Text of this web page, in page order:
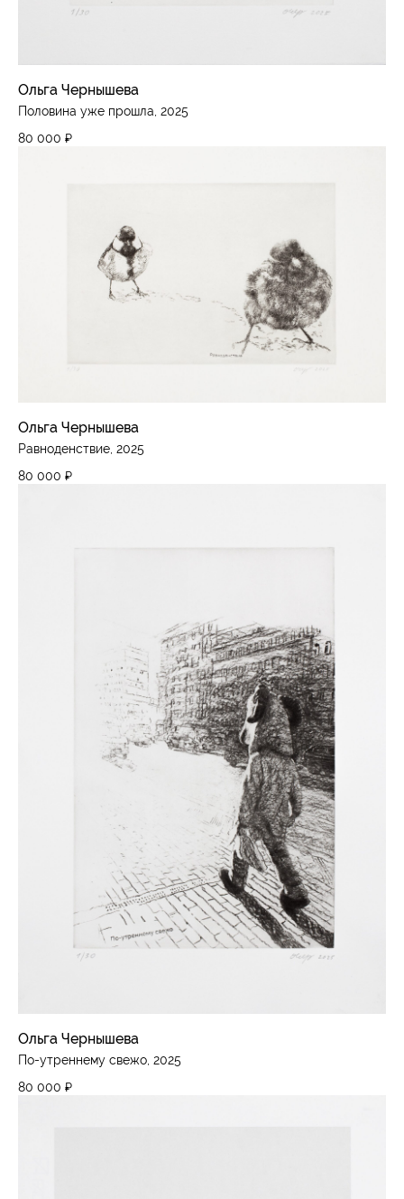
Ольга Чернышева
Половина уже прошла, 2025
80 000 ₽
Ольга Чернышева
Равноденствие, 2025
80 000 ₽
Ольга Чернышева
По-утреннему свежо, 2025
80 000 ₽